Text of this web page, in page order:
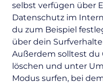
selbst verfügen über
Datenschutz im
du zum Beispiel
über dein
Außerdem solltest du
löschen und unter
Modus surfen, bei